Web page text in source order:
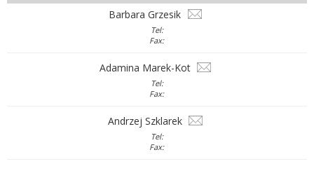
Barbara Grzesik
Tel:
Fax:
Adamina Marek-Kot
Tel:
Fax:
Andrzej Szklarek
Tel:
Fax: